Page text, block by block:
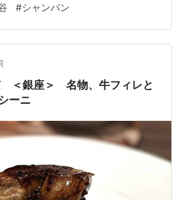
した。 まずはなみなみの「俺のシ
きましたｗ うに いくら ズワイガニ
これがめちゃくちゃ美味しかっ
には最高です！ そしてシャンパン
局ボトルをオーダー つまみに生ハ
#シャンパン
＜銀座＞ 名物、牛フィレと
ーニ